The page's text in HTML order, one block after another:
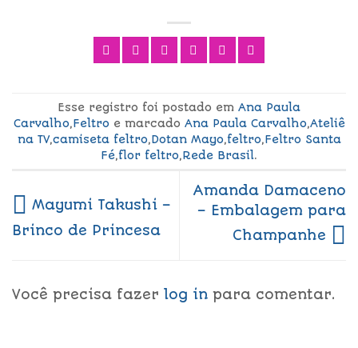
Esse registro foi postado em Ana Paula
Carvalho,Feltro e marcado Ana Paula Carvalho,Ateliê
na TV,camiseta feltro,Dotan Mayo,feltro,Feltro Santa
Fé,flor feltro,Rede Brasil.
Mayumi Takushi –
Brinco de Princesa
Amanda Damaceno
– Embalagem para
Champanhe
Você precisa fazer log in para comentar.